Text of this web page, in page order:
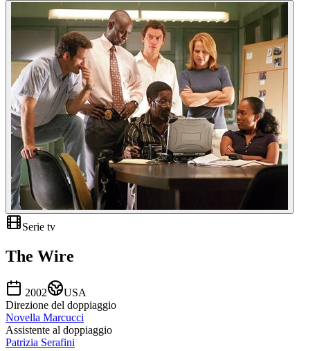
Serie tv
The Wire
2002
USA
Direzione del doppiaggio
Novella Marcucci
Assistente al doppiaggio
Patrizia Serafini